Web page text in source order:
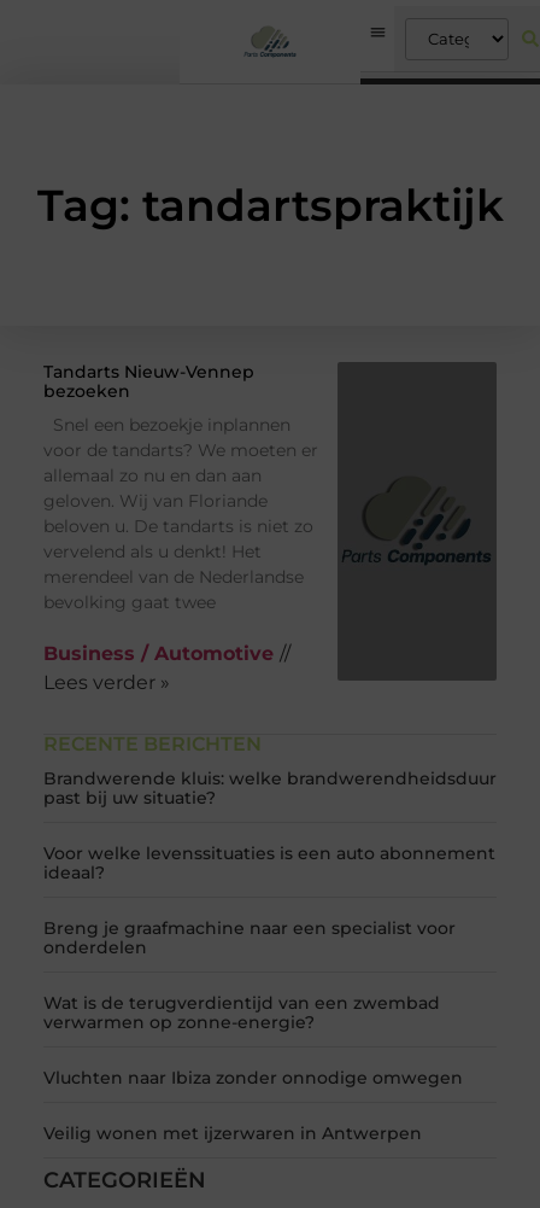
Tag: tandartspraktijk
RECENTE BERICHTEN
Brandwerende kluis: welke brandwerendheidsduur
past bij uw situatie?
Voor welke levenssituaties is een auto abonnement
ideaal?
Breng je graafmachine naar een specialist voor
onderdelen
Wat is de terugverdientijd van een zwembad
verwarmen op zonne-energie?
Vluchten naar Ibiza zonder onnodige omwegen
Veilig wonen met ijzerwaren in Antwerpen
CATEGORIEËN
Tandarts Nieuw-Vennep
bezoeken
Snel een bezoekje inplannen
voor de tandarts? We moeten er
allemaal zo nu en dan aan
geloven. Wij van Floriande
beloven u. De tandarts is niet zo
vervelend als u denkt! Het
merendeel van de Nederlandse
bevolking gaat twee
Business / Automotive //
Lees verder »